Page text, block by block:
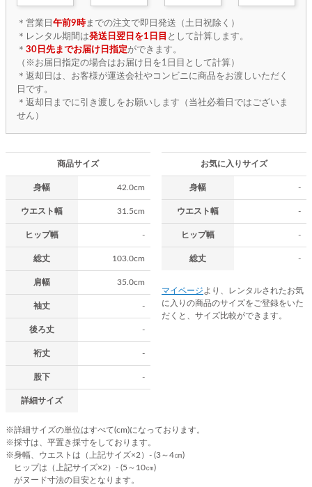
＊営業日 午前9時までの注文で即日発送（土日祝除く）
＊レンタル期間は発送日翌日を1日目 として計算します。
＊ 30日先までお届け日指定ができます。
（※お届日指定の場合はお届け日を1日目として計算）
＊返却日は、お客様が運送会社やコンビニに商品をお渡しいただく
日です。
＊返却日までに引き渡しをお願いします（当社必着日ではございま
せん）
商品サイズ
身幅 42.0cm
ウエスト幅 31.5cm
ヒップ幅 -
総丈 103.0cm
肩幅 35.0cm
袖丈 -
後ろ丈 -
裄丈 -
股下 -
詳細サイズ
お気に入りサイズ
身幅 -
ウエスト幅 -
ヒップ幅 -
総丈 -
マイページ より、レンタルされたお気
に入りの商品のサイズをご登録をいた
だくと、サイズ比較ができます。
※詳細サイズの単位はすべて(cm)になっております。
※採寸は、平置き採寸をしております。
※身幅、ウエストは（上記サイズ×2）- (3～4㎝)
ヒップは（上記サイズ×2）- (5～10㎝)
がヌード寸法の目安となります。